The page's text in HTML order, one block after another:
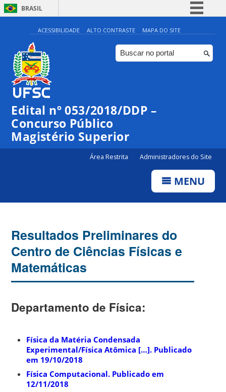
BRASIL
Simplifique!
Comunica BR
Participe
Canais
ACESSIBILIDADE ALTO CONTRASTE MAPA DO SITE
Edital nº 053/2018/DDP –
Concurso Público
Magistério Superior
Área Restrita Administradores do Site
MENU
Resultados Preliminares do
Centro de Ciências Físicas e
Matemáticas
Departamento de Física:
Física da Matéria Condensada
Experimental/Física Atômica […]. Publicado
em 19/10/2018
Física Computacional. Publicado em
12/11/2018